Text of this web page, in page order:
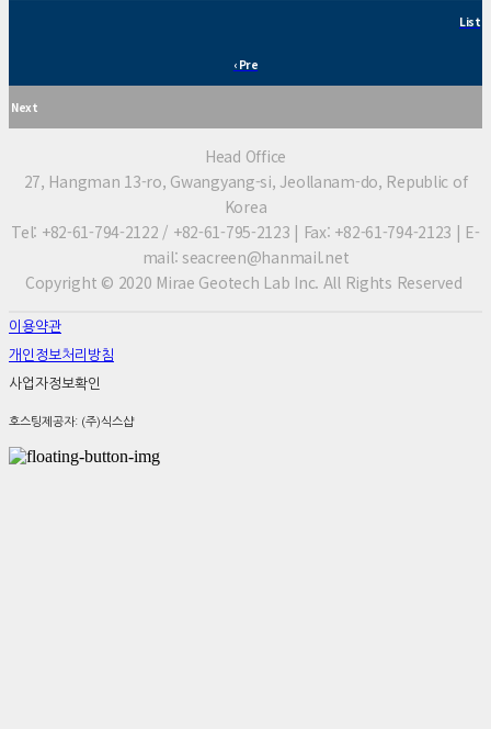
List
‹ Pre
Next
Head Office
27, Hangman 13-ro, Gwangyang-si, Jeollanam-do, Republic of
Korea
Tel: +82-61-794-2122 / +82-61-795-2123 | Fax: +82-61-794-2123 | E-
mail: seacreen@hanmail.net
Copyright © 2020 Mirae Geotech Lab Inc. All Rights Reserved
이용약관
개인정보처리방침
사업자정보확인
호스팅제공자: (주)식스샵